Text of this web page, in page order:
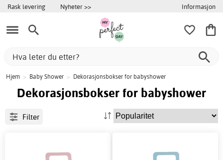
Rask levering Nyheter >> Informasjon
Hjem > Baby Shower > Dekorasjonsbokser for babyshower
Dekorasjonsbokser for babyshower
Filter